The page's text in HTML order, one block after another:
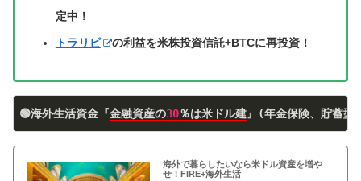
定中！
トラリピ の利益を米株投資信託+BTCに再投資！
🟢海外生活資金『金融資産の30％は米ドル建』(年金保険、貯蓄型
海外で暮らしたいなら米ドル資産を増や
せ！FIRE+海外生活